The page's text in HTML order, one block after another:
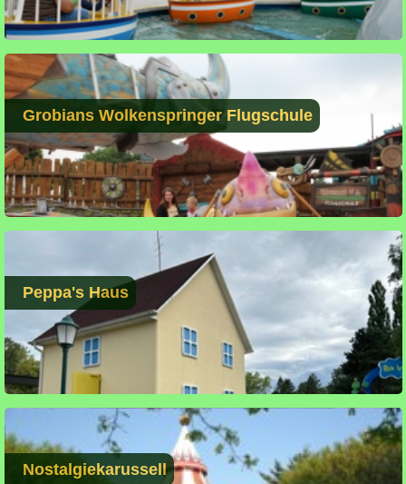
Grobians Wolkenspringer Flugschule
Peppa's Haus
Nostalgiekarussell